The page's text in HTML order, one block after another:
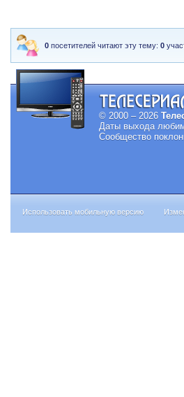
0 посетителей читают эту тему:0
© 2000 – 2026
Даты выхода
Сообщество
Использовать мобильную версию